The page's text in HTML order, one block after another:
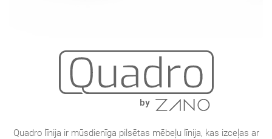
Quadro līnija ir mūsdienīga pilsētas mēbeļu līnija, kas izceļas ar